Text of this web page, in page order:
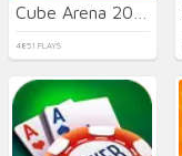
4851 PLAYS